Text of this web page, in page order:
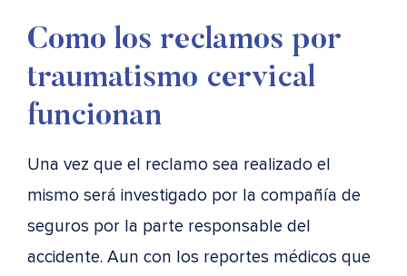
Como los reclamos por
traumatismo cervical
funcionan
Una vez que el reclamo sea realizado el
mismo será investigado por la compañía de
seguros por la parte responsable del
accidente. Aun con los reportes médicos que